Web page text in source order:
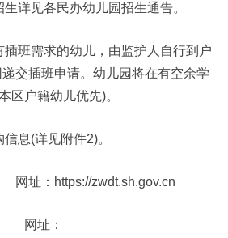
见各民办幼儿园招生通告。
班需求的幼儿，由监护人自行到户
交插班申请。幼儿园将在有空余学
区户籍幼儿优先)。
息(详见附件2)。
址：https://zwdt.sh.gov.cn
网址：